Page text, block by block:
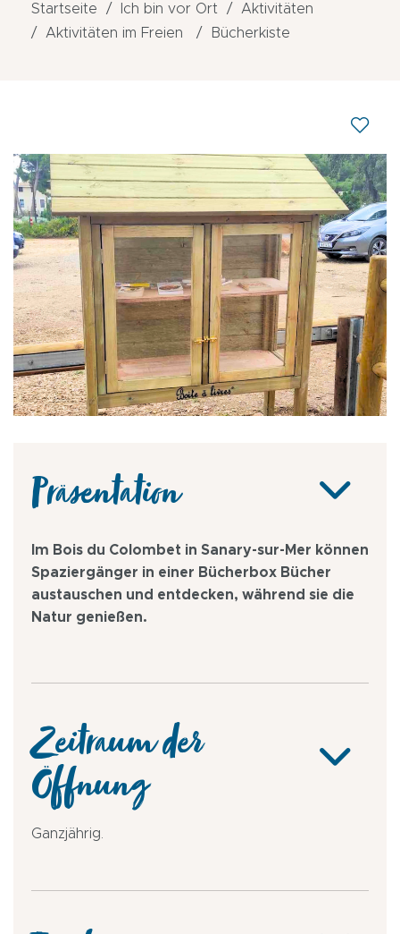
Startseite Ich bin vor Ort
Aktivitäten
Aktivitäten im Freien
Bücherkiste
Präsentation
Im Bois du Colombet in Sanary-sur-Mer können
Spaziergänger in einer Bücherbox Bücher
austauschen und entdecken, während sie die
Natur genießen.
Zeitraum der
Öffnung
Ganzjährig.